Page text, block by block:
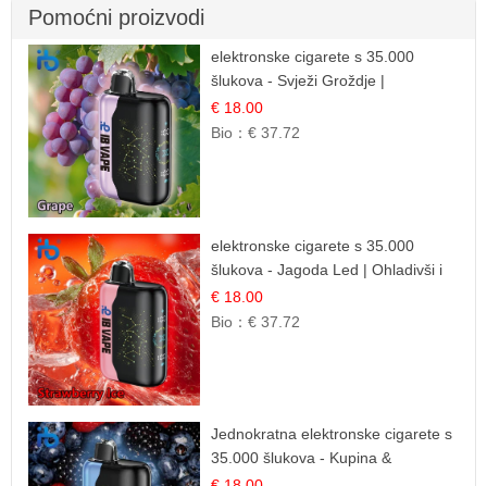
Pomoćni proizvodi
elektronske cigarete s 35.000
šlukova - Svježi Groždje |
Osježavajuća Voćna Aroma
€ 18.00
Bio：€ 37.72
elektronske cigarete s 35.000
šlukova - Jagoda Led | Ohladivši i
Osježavajući Okus
€ 18.00
Bio：€ 37.72
Jednokratna elektronske cigarete s
35.000 šlukova - Kupina &
Borovnica | Intenzivna Mješavina